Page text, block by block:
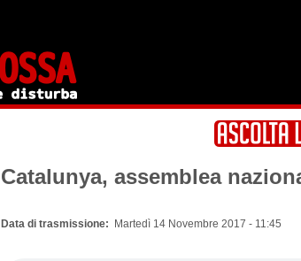
Catalunya, assemblea
Data di trasmissione Martedì 14 Novembre 2017 - 11:45